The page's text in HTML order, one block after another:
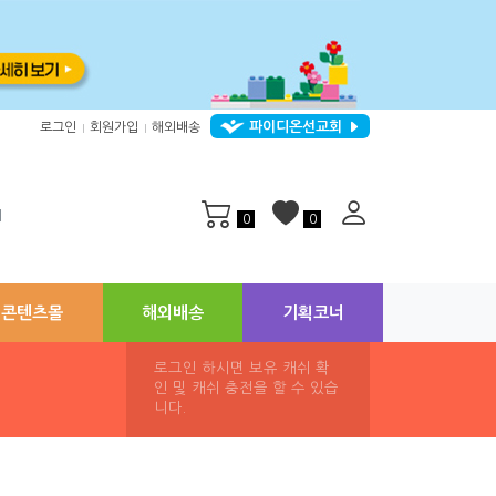
로그인 회원가입 해외배송 파이디온선교회
0 0
콘텐츠몰 해외배송 기획코너
로그인 하시면 보유 캐쉬 확
인 및 캐쉬 충전을 할 수 있습
니다.